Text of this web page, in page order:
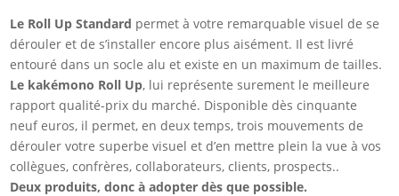
Le Roll Up Standard permet à votre remarquable visuel de se
dérouler et de s’installer encore plus aisément. Il est livré
entouré dans un socle alu et existe en un maximum de tailles.
Le kakémono Roll Up, lui représente surement le meilleure
rapport qualité-prix du marché. Disponible dès cinquante
neuf euros, il permet, en deux temps, trois mouvements de
dérouler votre superbe visuel et d’en mettre plein la vue à vos
collègues, confrères, collaborateurs, clients, prospects..
Deux produits, donc à adopter dès que possible.